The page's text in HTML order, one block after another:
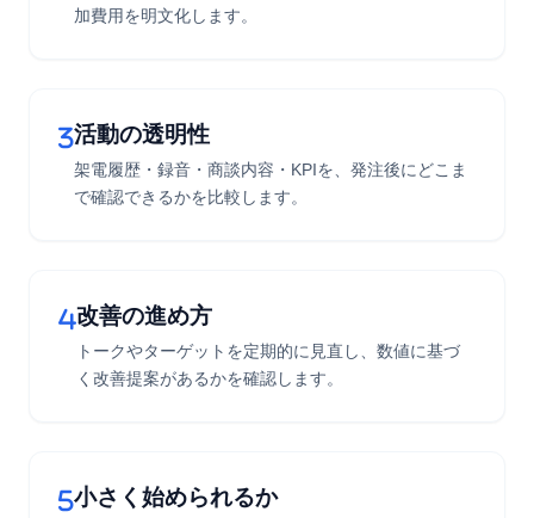
加費用を明文化します。
活動の透明性
架電履歴・録音・商談内容・KPIを、発注後にどこま
で確認できるかを比較します。
改善の進め方
トークやターゲットを定期的に見直し、数値に基づ
く改善提案があるかを確認します。
小さく始められるか